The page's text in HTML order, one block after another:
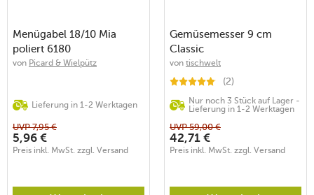
Menügabel 18/10 Mia
poliert 6180
von Picard & Wielpütz
Lieferung in 1-2 Werktagen
UVP7,95 €
5,96 €
Preis inkl. MwSt. zzgl. Versand
Gemüsemesser 9 cm
Classic
von tischwelt
(2)
Nur noch 3 Stück auf Lager -
Lieferung in 1-2 Werktagen
UVP59,00 €
42,71 €
Preis inkl. MwSt. zzgl. Versand